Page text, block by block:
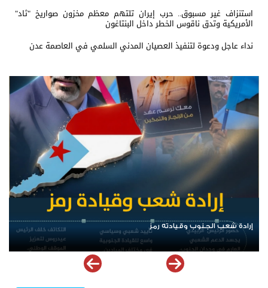
استنزاف غير مسبوق.. حرب إيران تلتهم معظم مخزون صواريخ "ثاد"
الأمريكية وتدق ناقوس الخطر داخل البنتاغون
نداء عاجل ودعوة لتنفيذ العصيان المدني السلمي في العاصمة عدن
الرئيس عيدروس الزُبيدي.. نبض الجنوب ورمز إرادته